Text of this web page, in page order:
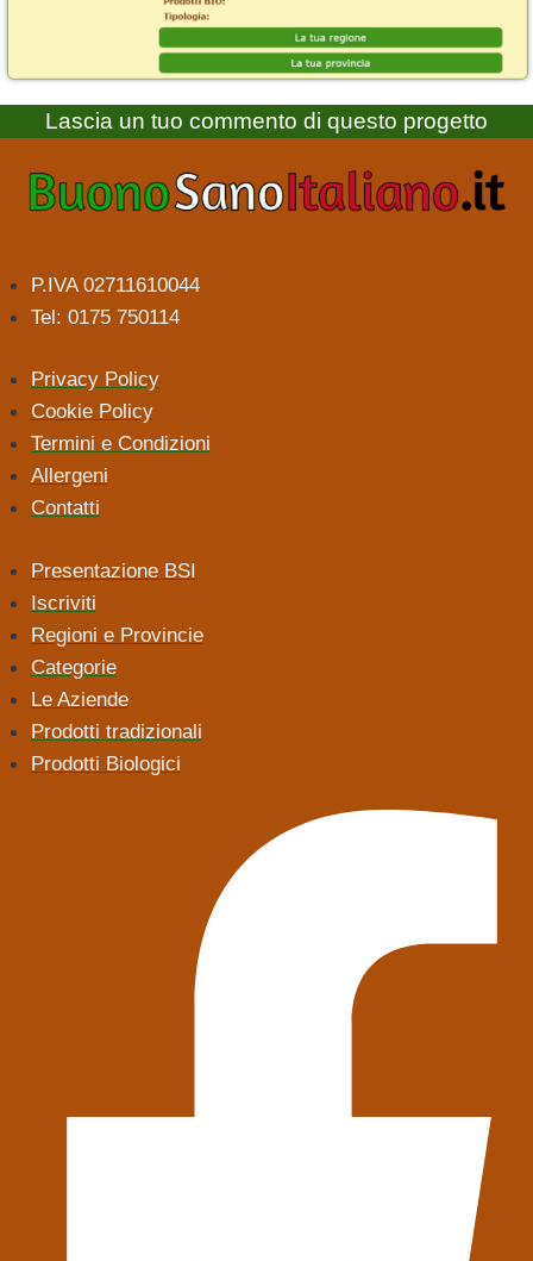
Lascia un tuo commento di questo progetto
P.IVA 02711610044
Tel: 0175 750114
Privacy Policy
Cookie Policy
Termini e Condizioni
Allergeni
Contatti
Presentazione BSI
Iscriviti
Regioni e Provincie
Categorie
Le Aziende
Prodotti tradizionali
Prodotti Biologici